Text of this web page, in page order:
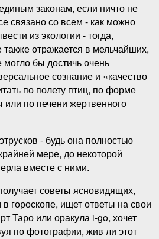
законам, если ничто не
связано со всем - как можно
из экологии - тогда,
отражается в мельчайших,
могло бы достичь очень
сознание и «качество
по полету птиц, по форме
по печени жертвенного
- будь она полностью
мере, до некоторой
вместе с ними.
советы ясновидящих,
гороскопе, ищет ответы на свои
Таро или оракула i-go, хочет
по фотографии, жив ли этот